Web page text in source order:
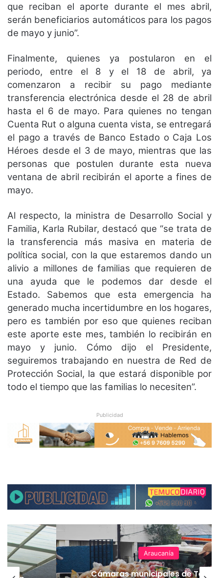
que reciban el aporte durante el mes abril,
serán beneficiarios automáticos para los pagos
de mayo y junio”.
Finalmente, quienes ya postularon en el
periodo, entre el 8 y el 18 de abril, ya
comenzaron a recibir su pago mediante
transferencia electrónica desde el 28 de abril
hasta el 6 de mayo. Para quienes no tengan
Cuenta Rut o alguna cuenta vista, se entregará
el pago a través de Banco Estado o Caja Los
Héroes desde el 3 de mayo, mientras que las
personas que postulen durante esta nueva
ventana de abril recibirán el aporte a fines de
mayo.
Al respecto, la ministra de Desarrollo Social y
Familia, Karla Rubilar, destacó que “se trata de
la transferencia más masiva en materia de
política social, con la que estaremos dando un
alivio a millones de familias que requieren de
una ayuda que le podemos dar desde el
Estado. Sabemos que esta emergencia ha
generado mucha incertidumbre en los hogares,
pero es también por eso que quienes reciban
este aporte este mes, también lo recibirán en
mayo y junio. Cómo dijo el Presidente,
seguiremos trabajando en nuestra de Red de
Protección Social, la que estará disponible por
todo el tiempo que las familias lo necesiten”.
Publicidad
Araucanía
Cámaras municipales de